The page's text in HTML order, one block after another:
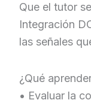
Que el tutor
Integración
las señales
¿Qué
• Evaluar la